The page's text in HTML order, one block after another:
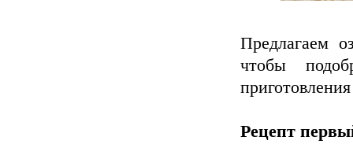
Предлагаем
чтобы
Рецепт